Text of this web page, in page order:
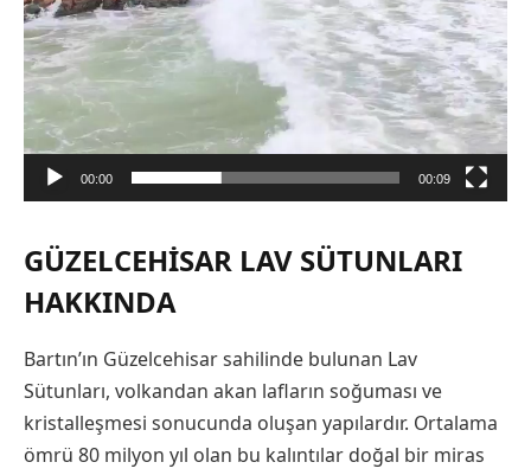
00:00 00:09
GÜZELCEHISAR LAV SÜTUNLARI
HAKKINDA
Bartın’ın Güzelcehisar sahilinde bulunan Lav
Sütunları, volkandan akan lafların soğuması ve
kristalleşmesi sonucunda oluşan yapılardır. Ortalama
ömrü 80 milyon yıl olan bu kalıntılar doğal bir miras